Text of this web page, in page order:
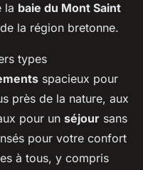
la baie du Mont Saint
la région bretonne.
types
spacieux pour
près de la nature, aux
pour un séjour sans
pour votre confort
à tous, y compris